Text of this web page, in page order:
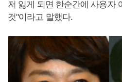
저 잃게 되면 한순간에 사용자
것"이라고 말했다.